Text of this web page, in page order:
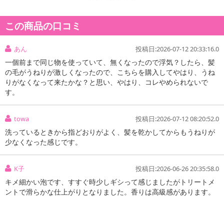
この商品の口コミ
あん 投稿日:2026-07-12 20:33:16.0
一個前まで同じ物を使っていて、無くなったので浮気？したら、髪
の毛がうねりが激しくなったので、こちらを購入してやはり、うね
りがなくなって来たかな？と思い、やはり、コレやめられないで
す。
towa 投稿日:2026-07-12 08:20:52.0
洗っているときから指どおりがよく、髪を乾かしてからもうねりが
少なくなった感じです。
K子 投稿日:2026-06-26 20:35:58.0
キメ細かい泡です、すすぐ時少しギシって感じましたがトリートメ
ントで滑らかな仕上がりとなりました。香りは高級感があります。